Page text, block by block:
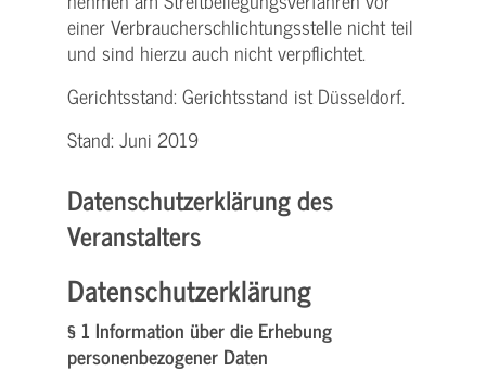
einer Verbraucher­schlichtungs­stelle nicht teil
und sind hierzu auch nicht verpflichtet.
Gerichtsstand: Gerichtsstand ist Düsseldorf.
Stand: Juni 2019
Datenschutzerklärung des
Veranstalters
Datenschutzerklärung
§ 1 Information über die Erhebung
personenbezogener Daten